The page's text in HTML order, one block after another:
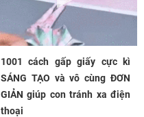
1001 cách gấp giấy cực kì
SÁNG TẠO và vô cùng ĐƠN
GIẢN giúp con tránh xa điện
thoại